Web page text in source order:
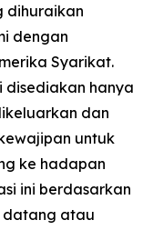
dihuraikan
dengan
Syarikat.
disediakan hanya
dan
untuk
ke hadapan
ini berdasarkan
datang atau